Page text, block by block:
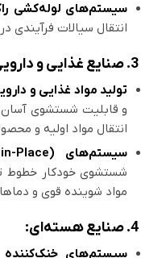
سیستم‌های لوله‌کشی
انتقال سیالات فرآیندی
3. صنایع غذایی و دارویی:
تولید مواد غذایی و
و قابلیت شستشوی
انتقال مواد اولیه و
سیستم‌های CIP (Clean-in-Place):
شستشوی خودکار خطوط
مواد شوینده قوی و
4. صنایع هسته‌ای:
سیستم‌های خنک‌کننده